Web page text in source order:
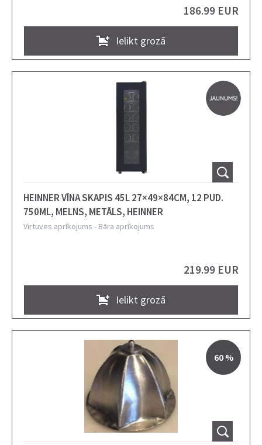
186.99 EUR
Ielikt grozā
HEINNER VĪNA SKAPIS 45L 27×49×84CM, 12 PUD.
750ML, MELNS, METĀLS, HEINNER
Virtuves aprīkojums - Bāra aprīkojums
219.99 EUR
Ielikt grozā
60 %